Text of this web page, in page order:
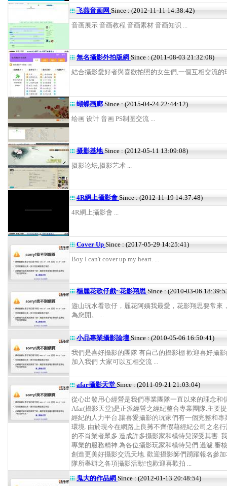
飞燕音画网 Since : (2012-11-11 14:38:42)
音画展示 音画教程 音画素材 音画知识 ...
無名攝影外拍版網 Since : (2011-08-03 21:32:08)
結合攝影愛好者與喜歡拍照的女生們,一個互相交流的
蝴蝶画廊 Since : (2015-04-24 22:44:12)
绘画 设计 音画 PS制图交流 ...
摄影基地Since : (2012-05-11 13:09:08)
摄影论坛,摄影艺术 ...
4R網上攝影會 Since : (2012-11-19 14:37:48)
4R網上攝影會 ...
Cover Up Since : (2017-05-29 14:25:41)
Boy I can't cover up my heart. ...
楊麗花歌仔戲~花影翔思 Since : (2010-03-06
遊山玩水看歌仔，麗花阿姨我最愛，花影翔思要常來
為您開。 ...
小品專業攝影論壇 Since : (2010-05-06 16:50:41)
我們是喜好攝影的團隊 有自己的攝影棚 歡迎喜好攝
加入我們 大家可以互相交流 ...
afar攝影天堂 Since : (2011-09-21 21:03:04)
從心出發用心經營是我們專業團隊一直以來的理念和
Afar(攝影天堂)是正派經營之經紀整合專業團隊.主要
經紀的人力平台.讓喜愛攝影的玩家們有一個完整和專
環境. 由於現今在網路上良莠不齊假藉經紀公司之名
的不肖業者眾多.造成許多攝影家和模特兒深受其害.
專業的服務精神.為各位攝影玩家和模特兒們.過濾.審
創造更美好攝影交流天地. 歡迎攝影師們踴躍報名參
隊所舉辦之各項攝影活動!也歡迎喜歡拍 ...
鬼大的作品網 Since : (2012-01-13 20:48:54)